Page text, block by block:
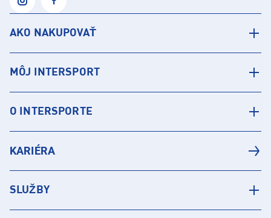
AKO NAKUPOVAŤ
MÔJ INTERSPORT
O INTERSPORTE
KARIÉRA
SLUŽBY